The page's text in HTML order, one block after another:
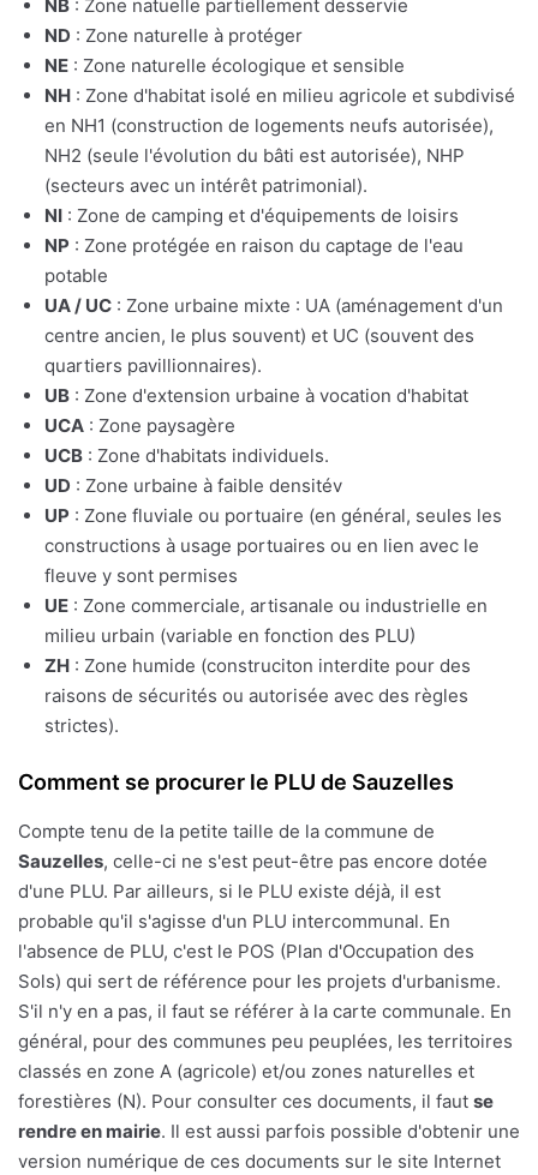
NB : Zone natuelle partiellement desservie
ND : Zone naturelle à protéger
NE : Zone naturelle écologique et sensible
NH : Zone d'habitat isolé en milieu agricole et subdivisé
en NH1 (construction de logements neufs autorisée),
NH2 (seule l'évolution du bâti est autorisée), NHP
(secteurs avec un intérêt patrimonial).
NI : Zone de camping et d'équipements de loisirs
NP : Zone protégée en raison du captage de l'eau
potable
UA / UC : Zone urbaine mixte : UA (aménagement d'un
centre ancien, le plus souvent) et UC (souvent des
quartiers pavillionnaires).
UB : Zone d'extension urbaine à vocation d'habitat
UCA : Zone paysagère
UCB : Zone d'habitats individuels.
UD : Zone urbaine à faible densitév
UP : Zone fluviale ou portuaire (en général, seules les
constructions à usage portuaires ou en lien avec le
fleuve y sont permises
UE : Zone commerciale, artisanale ou industrielle en
milieu urbain (variable en fonction des PLU)
ZH : Zone humide (construciton interdite pour des
raisons de sécurités ou autorisée avec des règles
strictes).
Comment se procurer le PLU de Sauzelles
Compte tenu de la petite taille de la commune de
Sauzelles, celle-ci ne s'est peut-être pas encore dotée
d'une PLU. Par ailleurs, si le PLU existe déjà, il est
probable qu'il s'agisse d'un PLU intercommunal. En
l'absence de PLU, c'est le POS (Plan d'Occupation des
Sols) qui sert de référence pour les projets d'urbanisme.
S'il n'y en a pas, il faut se référer à la carte communale. En
général, pour des communes peu peuplées, les territoires
classés en zone A (agricole) et/ou zones naturelles et
forestières (N). Pour consulter ces documents, il faut se
rendre en mairie. Il est aussi parfois possible d'obtenir une
version numérique de ces documents sur le site Internet